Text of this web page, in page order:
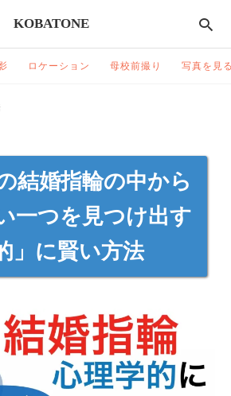
KOBATONE
ロケーション 母校前撮り 写真を見
結婚指輪の中から
一つを見つけ出す
」に賢い方法